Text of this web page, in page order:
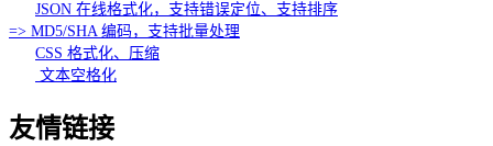
JSON 在线格式化，支持错误定位、支持排序
=> MD5/SHA 编码，支持批量处理
CSS 格式化、压缩
文本空格化
友情链接